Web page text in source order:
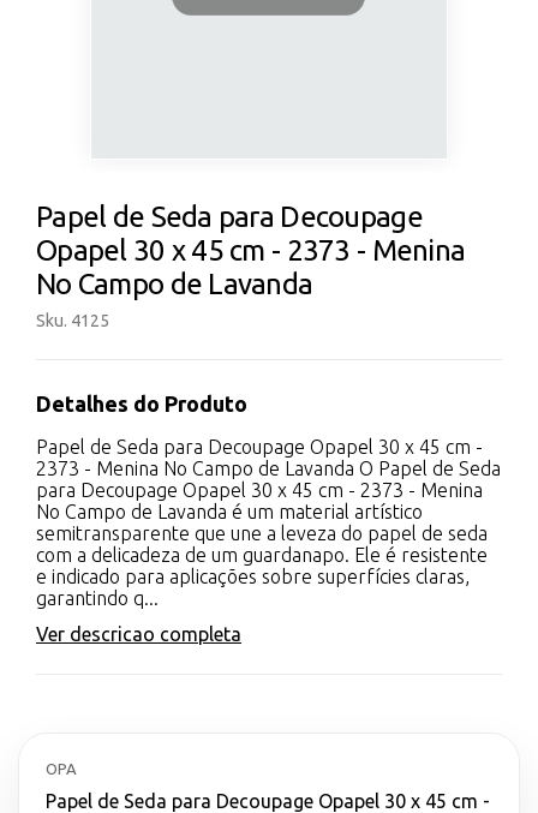
Papel de Seda para Decoupage
Opapel 30 x 45 cm - 2373 - Menina
No Campo de Lavanda
Sku. 4125
Detalhes do Produto
Papel de Seda para Decoupage Opapel 30 x 45 cm -
2373 - Menina No Campo de Lavanda O Papel de Seda
para Decoupage Opapel 30 x 45 cm - 2373 - Menina
No Campo de Lavanda é um material artístico
semitransparente que une a leveza do papel de seda
com a delicadeza de um guardanapo. Ele é resistente
e indicado para aplicações sobre superfícies claras,
garantindo q...
Ver descricao completa
OPA
Papel de Seda para Decoupage Opapel 30 x 45 cm -